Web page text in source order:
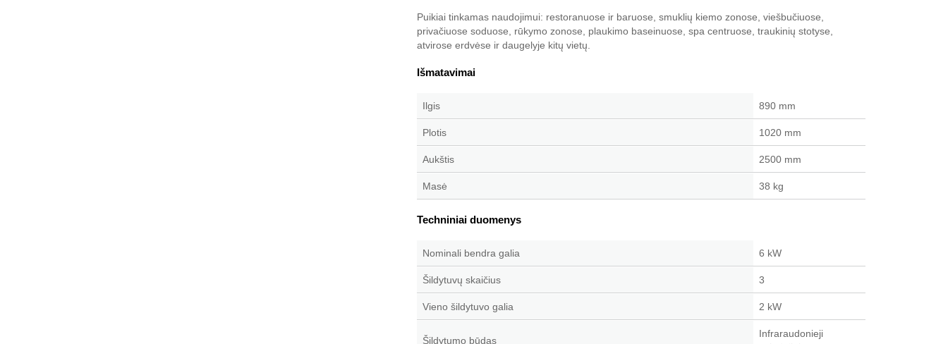
Puikiai tinkamas naudojimui: restoranuose ir baruose, smuklių kiemo zonose, viešbučiuose,
privačiuose soduose, rūkymo zonose, plaukimo baseinuose, spa centruose, traukinių stotyse,
atvirose erdvėse ir daugelyje kitų vietų.
Išmatavimai
Ilgis 890 mm
Plotis 1020 mm
Aukštis 2500 mm
Masė 38 kg
Techniniai duomenys
Nominali bendra galia 6 kW
Šildytuvų skaičius 3
Vieno šildytuvo galia 2 kW
Šildytumo būdas
Infraraudonieji